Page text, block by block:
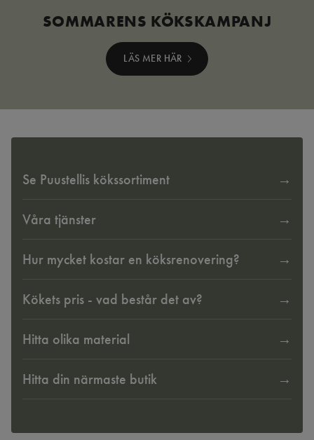
SOMMARENS KÖKSKAMPANJ
LÄS MER HÄR
Se Puustellis kökssortiment
Våra tjänster
Hur mycket kostar en köksrenovering?
Kökets pris - vad består det av?
Hitta olika material
Hitta din närmaste butik